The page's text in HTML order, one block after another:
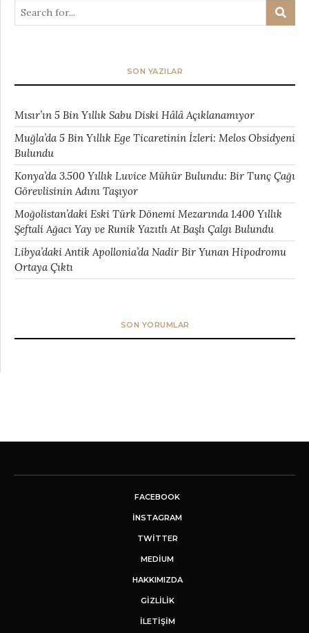
SON YAZILAR
Mısır’ın 5 Bin Yıllık Sabu Diski Hâlâ Açıklanamıyor
Muğla’da 5 Bin Yıllık Ege Ticaretinin İzleri: Melos Obsidyeni
Bulundu
Konya’da 3.500 Yıllık Luvice Mühür Bulundu: Bir Tunç Çağı
Görevlisinin Adını Taşıyor
Moğolistan’daki Eski Türk Dönemi Mezarında 1.400 Yıllık
Şeftali Ağacı Yay ve Runik Yazıtlı At Başlı Çalgı Bulundu
Libya’daki Antik Apollonia’da Nadir Bir Yunan Hipodromu
Ortaya Çıktı
SON YORUMLAR
FACEBOOK
INSTAGRAM
TWITTER
MEDIUM
HAKKIMIZDA
GİZLİLİK
İLETIŞIM